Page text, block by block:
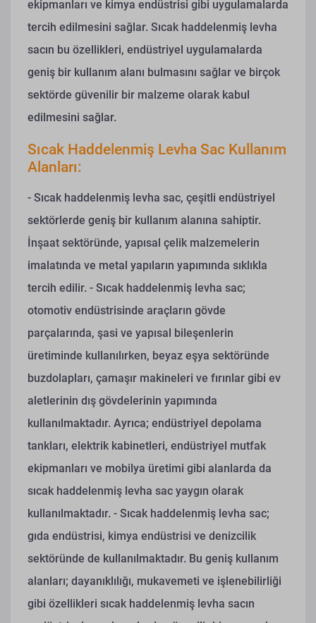
ekipmanları ve kimya endüstrisi gibi uygulamalarda
tercih edilmesini sağlar. Sıcak haddelenmiş levha
sacın bu özellikleri, endüstriyel uygulamalarda
geniş bir kullanım alanı bulmasını sağlar ve birçok
sektörde güvenilir bir malzeme olarak kabul
edilmesini sağlar.
Sıcak Haddelenmiş Levha Sac Kullanım
Alanları:
- Sıcak haddelenmiş levha sac, çeşitli endüstriyel
sektörlerde geniş bir kullanım alanına sahiptir.
İnşaat sektöründe, yapısal çelik malzemelerin
imalatında ve metal yapıların yapımında sıklıkla
tercih edilir. - Sıcak haddelenmiş levha sac;
otomotiv endüstrisinde araçların gövde
parçalarında, şasi ve yapısal bileşenlerin
üretiminde kullanılırken, beyaz eşya sektöründe
buzdolapları, çamaşır makineleri ve fırınlar gibi ev
aletlerinin dış gövdelerinin yapımında
kullanılmaktadır. Ayrıca; endüstriyel depolama
tankları, elektrik kabinetleri, endüstriyel mutfak
ekipmanları ve mobilya üretimi gibi alanlarda da
sıcak haddelenmiş levha sac yaygın olarak
kullanılmaktadır. - Sıcak haddelenmiş levha sac;
gıda endüstrisi, kimya endüstrisi ve denizcilik
sektöründe de kullanılmaktadır. Bu geniş kullanım
alanları; dayanıklılığı, mukavemeti ve işlenebilirliği
gibi özellikleri sıcak haddelenmiş levha sacın